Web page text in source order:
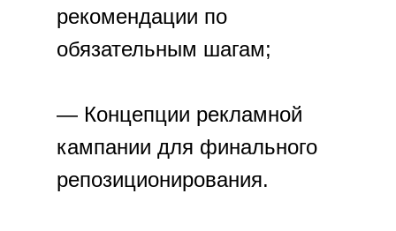
рекомендации по
обязательным шагам;
— Концепции рекламной
кампании для финального
репозиционирования.